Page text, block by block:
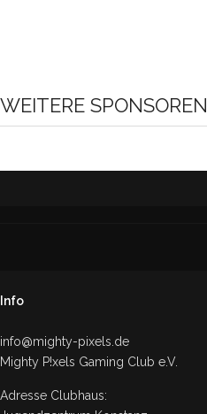
WEITERE SPONSOREN
Info
info@mighty-pixels.de
Mighty P!xels Gaming Club e.V.
Adresse Clubhaus: